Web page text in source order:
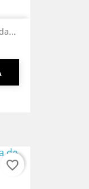
favorite_border